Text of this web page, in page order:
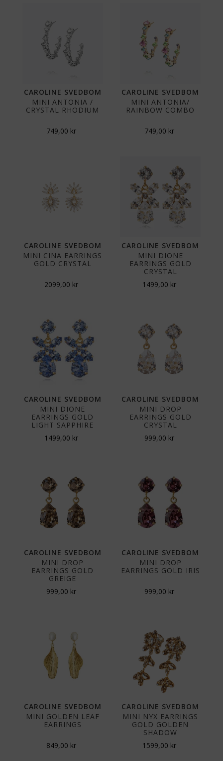
CAROLINE SVEDBOM
MINI ANTONIA /
CRYSTAL RHODIUM
749,00 kr
CAROLINE SVEDBOM
MINI ANTONIA/
RAINBOW COMBO
749,00 kr
CAROLINE SVEDBOM
MINI CINA EARRINGS
GOLD CRYSTAL
2099,00 kr
CAROLINE SVEDBOM
MINI DIONE
EARRINGS GOLD
CRYSTAL
1499,00 kr
CAROLINE SVEDBOM
MINI DIONE
EARRINGS GOLD
LIGHT SAPPHIRE
1499,00 kr
CAROLINE SVEDBOM
MINI DROP
EARRINGS GOLD
CRYSTAL
999,00 kr
CAROLINE SVEDBOM
MINI DROP
EARRINGS GOLD
GREIGE
999,00 kr
CAROLINE SVEDBOM
MINI DROP
EARRINGS GOLD IRIS
999,00 kr
CAROLINE SVEDBOM
MINI GOLDEN LEAF
EARRINGS
849,00 kr
CAROLINE SVEDBOM
MINI NYX EARRINGS
GOLD GOLDEN
SHADOW
1599,00 kr